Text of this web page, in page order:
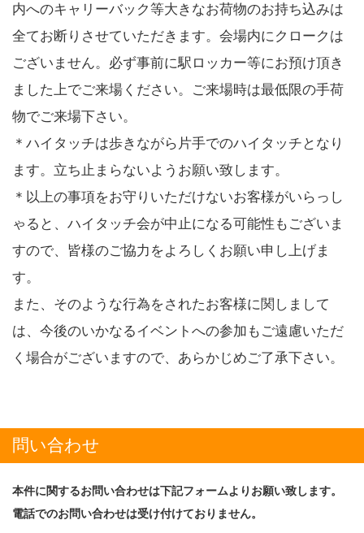
内へのキャリーバック等大きなお荷物のお持ち込みは
全てお断りさせていただきます。会場内にクロークは
ございません。必ず事前に駅ロッカー等にお預け頂き
ました上でご来場ください。ご来場時は最低限の手荷
物でご来場下さい。
＊ハイタッチは歩きながら片手でのハイタッチとなり
ます。立ち止まらないようお願い致します。
＊以上の事項をお守りいただけないお客様がいらっし
ゃると、ハイタッチ会が中止になる可能性もございま
すので、皆様のご協力をよろしくお願い申し上げま
す。
また、そのような行為をされたお客様に関しまして
は、今後のいかなるイベントへの参加もご遠慮いただ
く場合がございますので、あらかじめご了承下さい。
問い合わせ
本件に関するお問い合わせは下記フォームよりお願い致します。
電話でのお問い合わせは受け付けておりません。